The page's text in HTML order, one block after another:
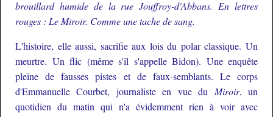
brouillard humide de la rue Jouffroy-d'Abbans. En lettres
rouges : Le Miroir. Comme une tache de sang.
L'histoire, elle aussi, sacrifie aux lois du polar classique. Un
meurtre. Un flic (même s'il s'appelle Bidon). Une enquête
pleine de fausses pistes et de faux-semblants. Le corps
d'Emmanuelle Courbet, journaliste en vue du Miroir, un
quotidien du matin qui n'a évidemment rien à voir avec